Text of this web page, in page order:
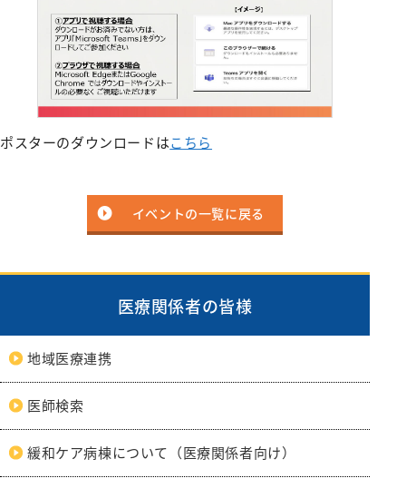
出産のご案内（産科）
眼科
耳鼻咽喉科
リハビリテーション科
ポスターのダウンロードはこちら
イベントの一覧に戻る
医療関係者の皆様
地域医療連携
医師検索
緩和ケア病棟について（医療関係者向け）